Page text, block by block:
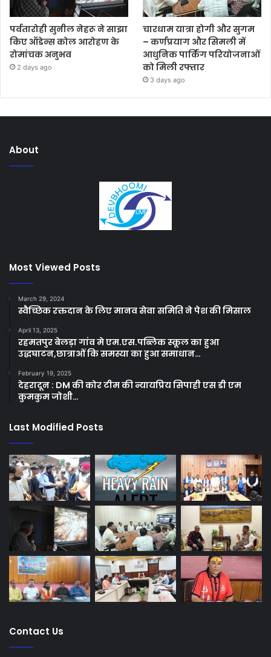
पर्वतारोही सुनील नेहरू ने साझा
किए ऑडेन्स कोल आरोहण के
रोमांचक अनुभव
2 days ago
चारधाम यात्रा होगी और सुगम
– कर्णप्रयाग और सिमली में
आधुनिक पार्किंग परियोजनाओं
को मिली रफ्तार
3 days ago
About
Most Viewed Posts
March 29, 2024
स्वैच्छिक रक्तदान के लिए मानव सेवा समिति ने पेश की मिसाल
April 13, 2025
रहमतपुर बेलड़ा गांव मे एम.एस.पब्लिक स्कूल का हुआ
उद्धघाटन,छात्राओं कि समस्या का हुआ समाधान…
February 19, 2025
देहरादून : DM की कोर टीम की न्यायप्रिय सिपाही एस डी एम
कुमकुम जोशी…
Last Modified Posts
Contact Us